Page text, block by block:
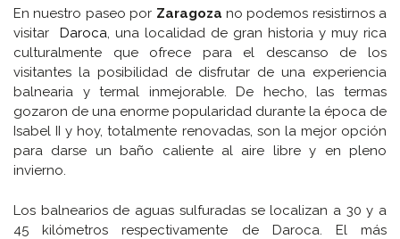
En nuestro paseo por Zaragoza no podemos resistirnos a
visitar Daroca, una localidad de gran historia y muy rica
culturalmente que ofrece para el descanso de los
visitantes la posibilidad de disfrutar de una experiencia
balnearia y termal inmejorable. De hecho, las termas
gozaron de una enorme popularidad durante la época de
Isabel II y hoy, totalmente renovadas, son la mejor opción
para darse un baño caliente al aire libre y en pleno
invierno.
Los balnearios de aguas sulfuradas se localizan a 30 y a
45 kilómetros respectivamente de Daroca. El más